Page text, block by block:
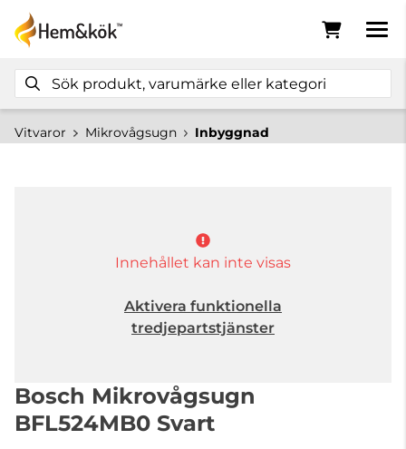
Vitvaror Mikrovågsugn Inbyggnad
Innehållet kan inte visas
Aktivera funktionella
tredjepartstjänster
Bosch Mikrovågsugn
BFL524MB0 Svart